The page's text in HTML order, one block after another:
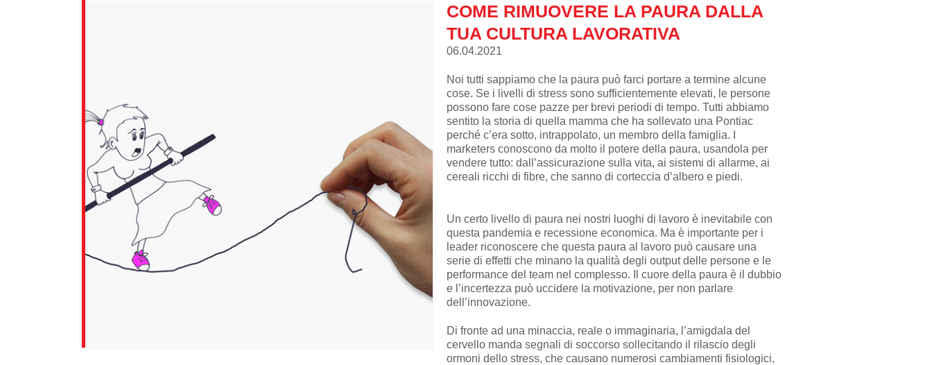
COME RIMUOVERE LA PAURA DALLA
TUA CULTURA LAVORATIVA
06.04.2021
Noi tutti sappiamo che la paura può farci portare a termine alcune
cose. Se i livelli di stress sono sufficientemente elevati, le persone
possono fare cose pazze per brevi periodi di tempo. Tutti abbiamo
sentito la storia di quella mamma che ha sollevato una Pontiac
perché c’era sotto, intrappolato, un membro della famiglia. I
marketers conoscono da molto il potere della paura, usandola per
vendere tutto: dall’assicurazione sulla vita, ai sistemi di allarme, ai
cereali ricchi di fibre, che sanno di corteccia d’albero e piedi.
Un certo livello di paura nei nostri luoghi di lavoro è inevitabile con
questa pandemia e recessione economica. Ma è importante per i
leader riconoscere che questa paura al lavoro può causare una
serie di effetti che minano la qualità degli output delle persone e le
performance del team nel complesso. Il cuore della paura è il dubbio
e l’incertezza può uccidere la motivazione, per non parlare
dell’innovazione.
Di fronte ad una minaccia, reale o immaginaria, l’amigdala del
cervello manda segnali di soccorso sollecitando il rilascio degli
ormoni dello stress, che causano numerosi cambiamenti fisiologici,